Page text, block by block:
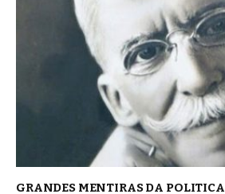
GRANDES MENTIRAS DA POLITICA